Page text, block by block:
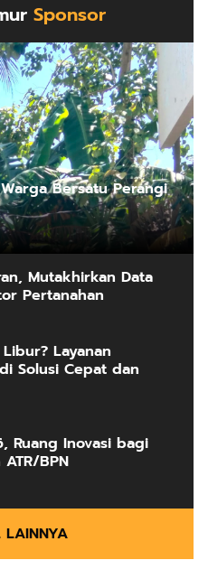
Sponsor
Bersatu Perangi
Mutakhirkan Data
Pertanahan
Layanan
Solusi Cepat dan
Ruang Inovasi bagi
BPN
LAINNYA